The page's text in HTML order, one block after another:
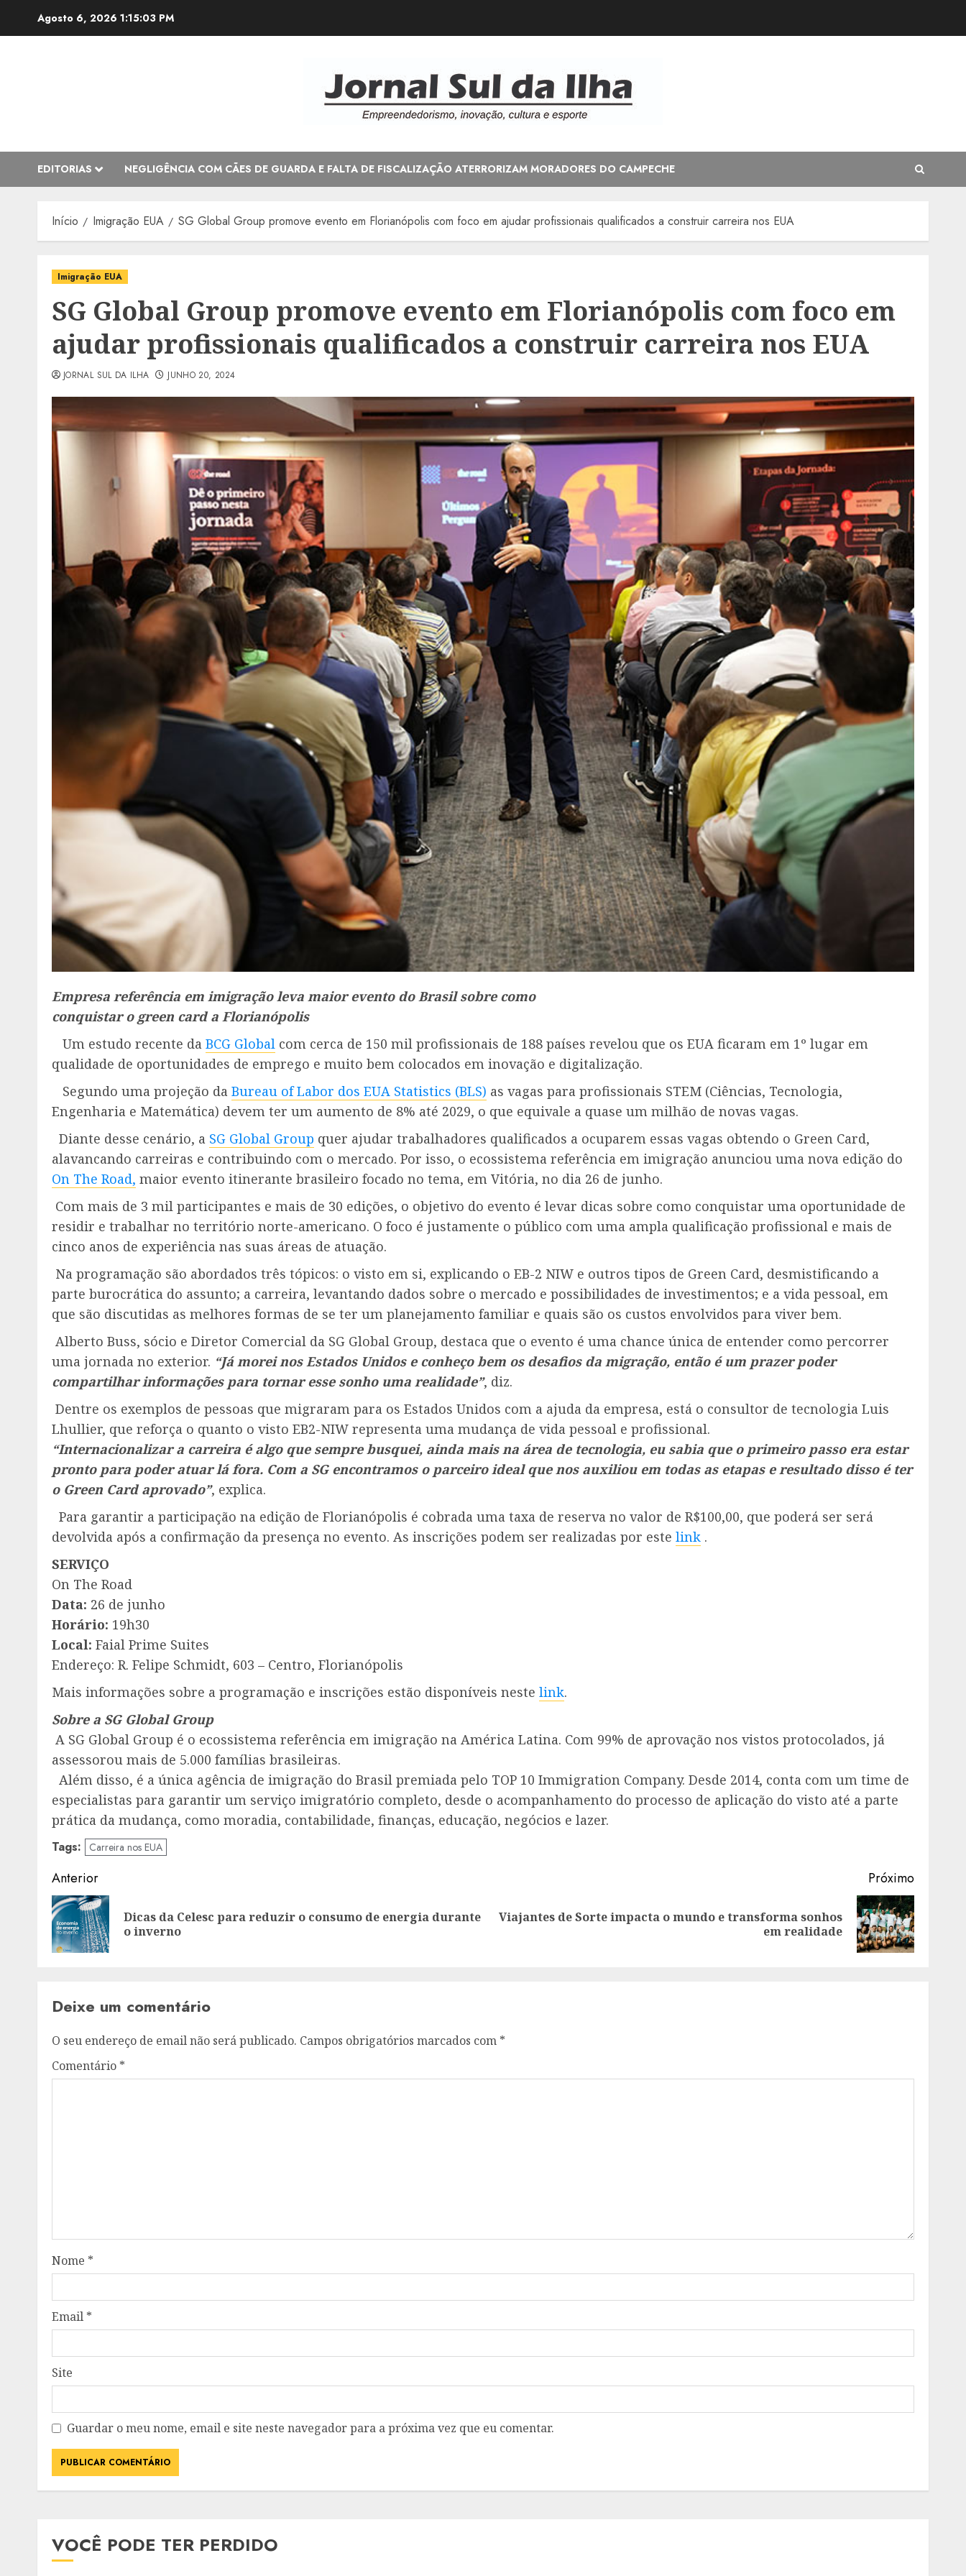
Agosto 6, 2026 1:15:04 PM
EDITORIAS NEGLIGÊNCIA COM CÃES DE GUARDA E FALTA DE FISCALIZAÇÃO ATERRORIZAM MORADORES DO CAMPECHE
Início Imigração EUA SG Global Group promove evento em Florianópolis com foco em ajudar profissionais qualificados a construir carreira nos EUA
Imigração EUA
SG Global Group promove evento em Florianópolis com foco em
ajudar profissionais qualificados a construir carreira nos EUA
JORNAL SUL DA ILHA JUNHO 20, 2024
Empresa referência em imigração leva maior evento do Brasil sobre como
conquistar o green card a Florianópolis
Um estudo recente da BCG Global com cerca de 150 mil profissionais de 188 países revelou que os EUA ficaram em 1º lugar em
qualidade de oportunidades de emprego e muito bem colocados em inovação e digitalização.
Segundo uma projeção da Bureau of Labor dos EUA Statistics (BLS) as vagas para profissionais STEM (Ciências, Tecnologia,
Engenharia e Matemática) devem ter um aumento de 8% até 2029, o que equivale a quase um milhão de novas vagas.
Diante desse cenário, a SG Global Group quer ajudar trabalhadores qualificados a ocuparem essas vagas obtendo o Green Card,
alavancando carreiras e contribuindo com o mercado. Por isso, o ecossistema referência em imigração anunciou uma nova edição do
On The Road, maior evento itinerante brasileiro focado no tema, em Vitória, no dia 26 de junho.
Com mais de 3 mil participantes e mais de 30 edições, o objetivo do evento é levar dicas sobre como conquistar uma oportunidade de
residir e trabalhar no território norte-americano. O foco é justamente o público com uma ampla qualificação profissional e mais de
cinco anos de experiência nas suas áreas de atuação.
Na programação são abordados três tópicos: o visto em si, explicando o EB-2 NIW e outros tipos de Green Card, desmistificando a
parte burocrática do assunto; a carreira, levantando dados sobre o mercado e possibilidades de investimentos; e a vida pessoal, em
que são discutidas as melhores formas de se ter um planejamento familiar e quais são os custos envolvidos para viver bem.
Alberto Buss, sócio e Diretor Comercial da SG Global Group, destaca que o evento é uma chance única de entender como percorrer
uma jornada no exterior. “Já morei nos Estados Unidos e conheço bem os desafios da migração, então é um prazer poder
compartilhar informações para tornar esse sonho uma realidade”, diz.
Dentre os exemplos de pessoas que migraram para os Estados Unidos com a ajuda da empresa, está o consultor de tecnologia Luis
Lhullier, que reforça o quanto o visto EB2-NIW representa uma mudança de vida pessoal e profissional.
“Internacionalizar a carreira é algo que sempre busquei, ainda mais na área de tecnologia, eu sabia que o primeiro passo era estar
pronto para poder atuar lá fora. Com a SG encontramos o parceiro ideal que nos auxiliou em todas as etapas e resultado disso é ter
o Green Card aprovado”, explica.
Para garantir a participação na edição de Florianópolis é cobrada uma taxa de reserva no valor de R$100,00, que poderá ser será
devolvida após a confirmação da presença no evento. As inscrições podem ser realizadas por este link .
SERVIÇO
On The Road
Data: 26 de junho
Horário: 19h30
Local: Faial Prime Suites
Endereço: R. Felipe Schmidt, 603 – Centro, Florianópolis
Mais informações sobre a programação e inscrições estão disponíveis neste link.
Sobre a SG Global Group
A SG Global Group é o ecossistema referência em imigração na América Latina. Com 99% de aprovação nos vistos protocolados, já
assessorou mais de 5.000 famílias brasileiras.
Além disso, é a única agência de imigração do Brasil premiada pelo TOP 10 Immigration Company. Desde 2014, conta com um time de
especialistas para garantir um serviço imigratório completo, desde o acompanhamento do processo de aplicação do visto até a parte
prática da mudança, como moradia, contabilidade, finanças, educação, negócios e lazer.
Tags: Carreira nos EUA
Navegação
de
artigos
Anterior
Artigo
Dicas da Celesc para reduzir o consumo de energia durante
o inverno
Próximo
Artigo
Viajantes de Sorte impacta o mundo e transforma sonhos
em realidade
Deixe um comentário
O seu endereço de email não será publicado. Campos obrigatórios marcados com *
Comentário *
Nome *
Email *
Site
Guardar o meu nome, email e site neste navegador para a próxima vez que eu comentar.
VOCÊ PODE TER PERDIDO